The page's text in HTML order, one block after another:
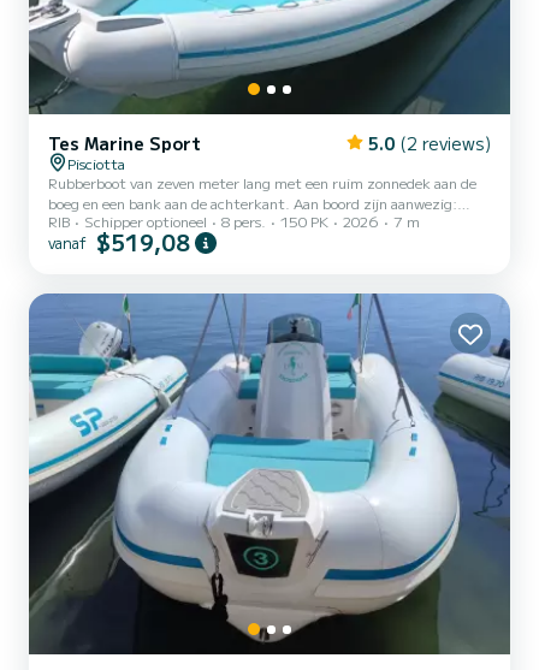
Tes Marine Sport 5.0 (2 reviews)
Pisciotta
Rubberboot van zeven meter lang met een ruim zonnedek aan de
boeg en een bank aan de achterkant. Aan boord zijn aanwezig:
elektrische ankerlier met teller, kaartplotter met dieptemeter,
USB-aansluiting, brandstofniveaumeter, Hertz Marine stereo,
RIB Schipper optioneel 8 pers. 150 PK 2026 7 m
vanaf $519,08